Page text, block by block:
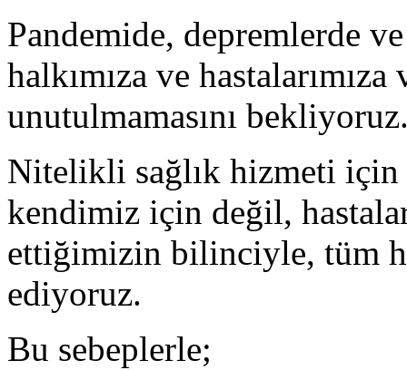
Pandemide, depremlerde
halkımıza ve
unutulmamasını
Nitelikli sağlık hizmeti için
kendimiz için değil,
ettiğimizin bilinciyle, tüm
ediyoruz.
Bu sebeplerle;